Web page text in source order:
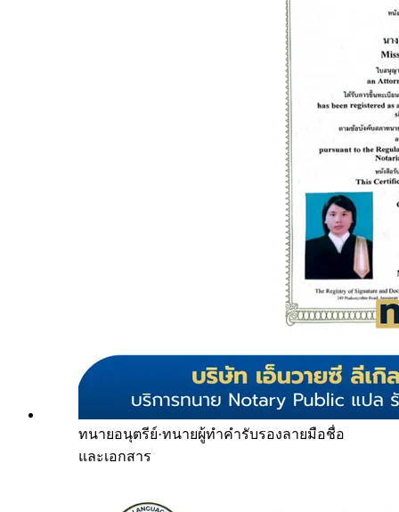
ทนายอนุตรีย์·ทนายผู้ทำคำรับรองลายมือชื่อ
และเอกสาร